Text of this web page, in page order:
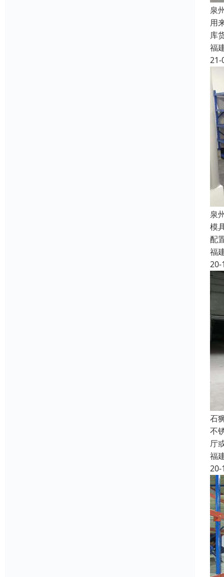
泉
用
库
福
21-
泉
模
配
福
20-
石
不
厅
福
20-